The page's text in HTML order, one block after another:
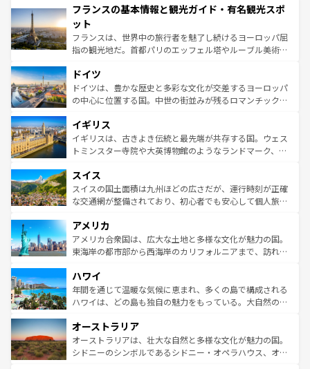
ませてくれるイタリアで、忘れられない旅をしてみよう！
なお、新着のイタリア情報は
しい。
文化が根付くこの国では、情熱的なフラメンコ、熱気あふ
れる闘牛、そして美味しいタパスが生活の一部となってい
る。首都マドリードの洗練された雰囲気や、バルセロナの
アートに溢れた街角から、地方では古代ローマ遺跡や中世
せる。地方によって風土や気候が異なるスペインはその個
性で訪れる人を魅了する。 なお、新着のスペイン情報は コ
ンテンツ一覧を参照してほしい。
フランスの基本情報と観光ガイド・有名観光スポ
ット
フランスは、世界中の旅行者を魅了し続けるヨーロッパ屈
指の観光地だ。首都パリのエッフェル塔やルーブル美術館
で、幅広い魅力が詰まっている。華麗な宮殿、歴史的な大
聖堂、美しいビーチ、そして豊かな自然が、訪れる者を心
から魅了する。また、フランスは美食の国としても知ら
いる。シャンパンの発祥地であるランス、プロヴァンスの
香り高いラベンダー畑など、多彩な楽しみ方が可能だ。さ
らに、パリ以外の地域にも魅力が溢れており、どの街角に
れる地方に足を運ぶとそれぞれで全く異なる文化を体験で
きるだろう。 なお、新着のフランス情報はコンテンツ一覧
を参照してほしい。
ドイツ
ドイツは、豊かな歴史と多彩な文化が交差するヨーロッパ
の中心に位置する国。中世の街並みが残るロマンチック街
顔を持つこの国は、どこを歩いても飽きることがない。ベ
ルリンの文化的活気、バイエルン州のアルプスの絶景、そ
してライン川沿いのワイン畑といった風景は必見。ビール
は、お酒好きな人にはぜひ体験してほしい。 なお、新着の
ドイツ情報はコンテンツ一覧を参照してほしい。
イギリス
イギリスは、古きよき伝統と最先端が共存する国。ウェス
トミンスター寺院や大英博物館のようなランドマーク、歴
リアごとに異なる魅力がある。また、優雅なアフタヌーン
ティー、ビール好きにはたまらない英国パブ、サッカー観
戦など、本場だからこそできる体験も豊富。イギリスを旅
ンツ一覧を参照してほしい。
スイス
スイスの国土面積は九州ほどの広さだが、運行時刻が正確
な交通網が整備されており、初心者でも安心して個人旅行
の建物がそのまま残る町や、スイスならではのユニークな
博物館もあり、アルプス観光だけでなく町歩きも満喫する
ことができる。国民の所得が高いため物価も高いが、旅行
ば市内交通費無料で観光を楽しむこともできる。 なお、新
着のスイス情報はコンテンツ一覧 を参照してほしい。
アメリカ
アメリカ合衆国は、広大な土地と多様な文化が魅力の国。
東海岸の都市部から西海岸のカリフォルニアまで、訪れる
のような巨大都市は、観光、ショッピング、エンターテイ
ンメントが詰まった刺激的なスポットだ。一方、アメリカ
西部には大自然が広がり、グランドキャニオンやイエロー
部のニューオーリンズでは、音楽と美食が融合した独特の
文化が魅力。旅行者はアメリカの各地域で異なる魅力を楽
しみながら、その多様性と豊かな歴史を感じることができ
ハワイ
年間を通じて温暖な気候に恵まれ、多くの島で構成される
ハワイは、どの島も独自の魅力をもっている。大自然の神
ワイ島は見逃せない。また、定番の観光地といえばオアフ
島だが、静かな自然を求めるならマウイ島やカウアイ島が
おすすめ。エメラルドグリーンに輝く海をはじめ、豊かな
オーストラリア
オーストラリアは、壮大な自然と多様な文化が魅力の国。
シドニーのシンボルであるシドニー・オペラハウス、オー